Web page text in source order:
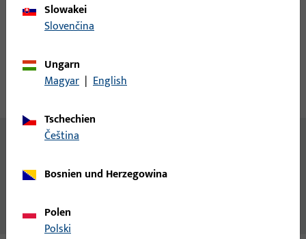
Allgemeine Informationen
Montageschraube
Slowakei
Slovenčina
Ungarn
Magyar | English
Tschechien
čeština
Bosnien und Herzegowina
Polen
Polski